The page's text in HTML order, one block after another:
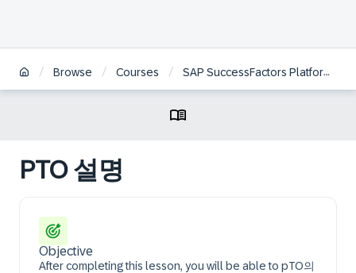
/ Browse / Courses / SAP SuccessFactors Platform: Reporting Project Team Orientation | KO
PTO 설명
Objective
After completing this lesson, you will be able to pTO의